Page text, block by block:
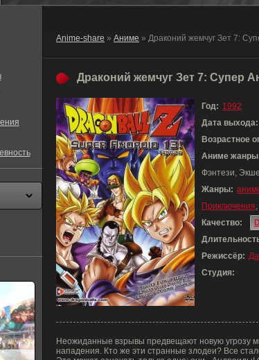
Anime-share » Аниме » Драконий жемчуг Зет 7:
Драконий жемчуг Зет 7: Супер
Год: 1992
Дата выхода:
Возрастное
Аниме
Фэнтези,
Жанры:
Приключения,
Качество:
Режиссёр:
Студия:
Неожиданные взрывы предвещают новую угрозу
нападения. Кто же эти странные злодеи? Все